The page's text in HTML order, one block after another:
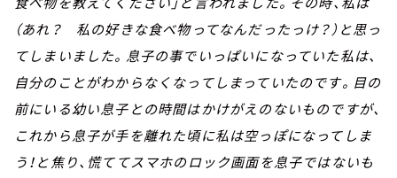
（あれ？ 私の好きな食べ物ってなんだったっけ？）と思っ
てしまいました。息子の事でいっぱいになっていた私は、
自分のことがわからなくなってしまっていたのです。目の
前にいる幼い息子との時間はかけがえのないものですが、
これから息子が手を離れた頃に私は空っぽになってしま
う！と焦り、慌ててスマホのロック画面を息子ではないも